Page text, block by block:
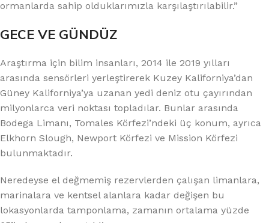
ormanlarda sahip olduklarımızla karşılaştırılabilir.”
GECE VE GÜNDÜZ
Araştırma için bilim insanları, 2014 ile 2019 yılları
arasında sensörleri yerleştirerek Kuzey Kaliforniya’dan
Güney Kaliforniya’ya uzanan yedi deniz otu çayırından
milyonlarca veri noktası topladılar. Bunlar arasında
Bodega Limanı, Tomales Körfezi’ndeki üç konum, ayrıca
Elkhorn Slough, Newport Körfezi ve Mission Körfezi
bulunmaktadır.
Neredeyse el değmemiş rezervlerden çalışan limanlara,
marinalara ve kentsel alanlara kadar değişen bu
lokasyonlarda tamponlama, zamanın ortalama yüzde